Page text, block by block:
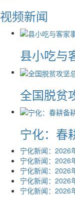
视频新闻
县小吃与
全国脱贫
宁化：春
宁化新闻：2026
宁化新闻：2026
宁化新闻：2026
宁化新闻：2026
宁化新闻：2026